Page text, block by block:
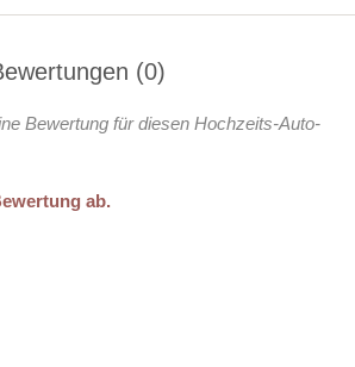
0
Bewertung für diesen Hochzeits-Auto-
ab.